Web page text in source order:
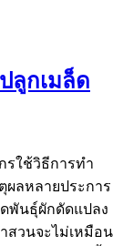
ลูกเมล็ด
รใช้วิธีการทำ
ลหลายประการ
พันธุ์ผักดัดแปลง
สวนจะไม่เหมือน